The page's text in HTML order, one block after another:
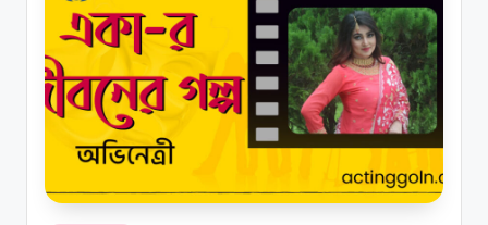
L
N
অডিশন,
চলচ্চিত্রে
অভিনয়,
অভিনয়ের